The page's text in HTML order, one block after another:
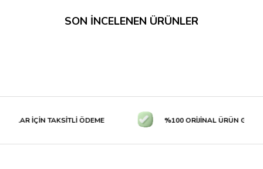
SON İNCELENEN ÜRÜNLER
İÇİN TAKSİTLİ ÖDEME %100 ORİJİNAL ÜRÜN